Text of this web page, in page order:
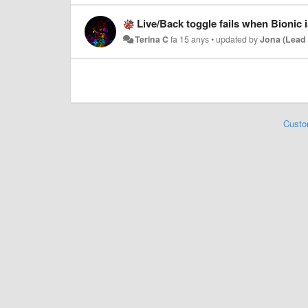
Live/Back toggle fails when Bionic
Terina Cfa 15 anys•updated byJona